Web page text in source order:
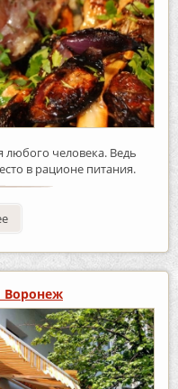
любого человека. Ведь
в рационе питания.
Воронеж